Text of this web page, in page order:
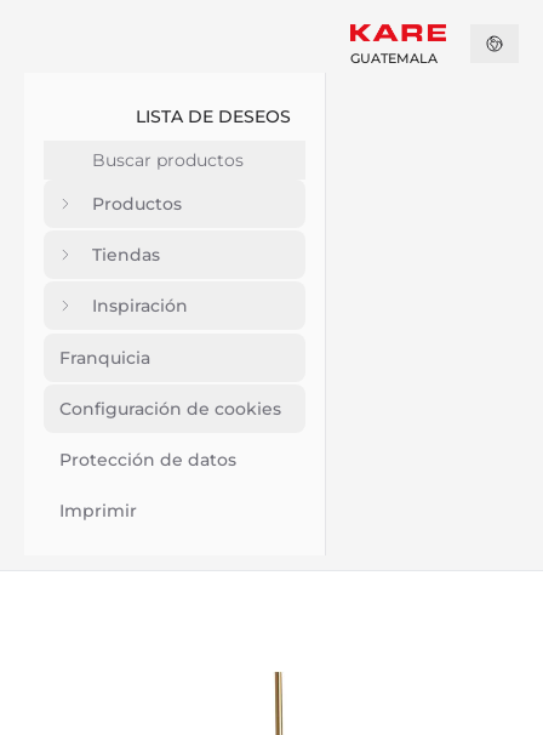
LISTA DE DESEOS
Productos
Tiendas
Inspiración
Franquicia
Configuración de cookies
Protección de datos
Imprimir
GUATEMALA